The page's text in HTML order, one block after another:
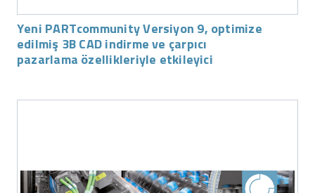
Yeni PARTcommunity Versiyon 9, optimize
edilmiş 3B CAD indirme ve çarpıcı
pazarlama özellikleriyle etkileyici